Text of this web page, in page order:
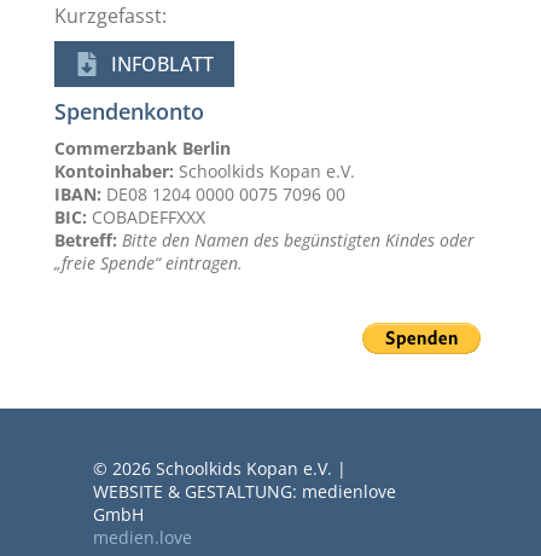
Kurzgefasst:
INFOBLATT
Spendenkonto
Commerzbank Berlin
Kontoinhaber: Schoolkids Kopan e.V.
IBAN: DE08 1204 0000 0075 7096 00
BIC: COBADEFFXXX
Betreff: Bitte den Namen des begünstigten Kindes oder
„freie Spende“ eintragen.
© 2026 Schoolkids Kopan e.V. |
WEBSITE & GESTALTUNG: medienlove
GmbH
medien.love